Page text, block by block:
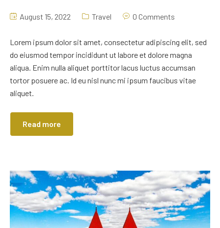
August 15, 2022 Travel 0 Comments
Lorem ipsum dolor sit amet, consectetur adipiscing elit, sed
do eiusmod tempor incididunt ut labore et dolore magna
aliqua. Enim nulla aliquet porttitor lacus luctus accumsan
tortor posuere ac. Id eu nisl nunc mi ipsum faucibus vitae
aliquet.
Read more